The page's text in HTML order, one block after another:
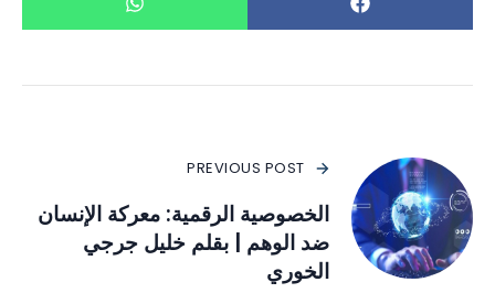
PREVIOUS POST
الخصوصية الرقمية: معركة الإنسان
ضد الوهم | بقلم خليل جرجي
الخوري